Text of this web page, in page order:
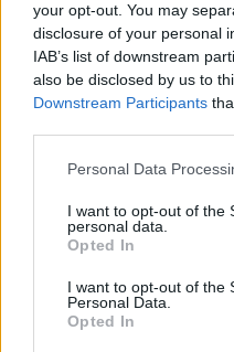
your opt-out. You may
disclosure of your personal
IAB’s list of downstream
also be disclosed by us to
Downstream Participants
Personal Data
I want to opt-out of the
personal data.
Opted In
I want to opt-out of the
Personal Data.
Opted In
el dominio del lenguaje, ya
la medida que el lenguaje
familiares y sabemos
pensar y a distinguir si nos
nuestro propio talento”.